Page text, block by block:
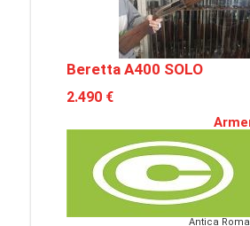
Beretta A400 SOLO
2.490 €
Antica